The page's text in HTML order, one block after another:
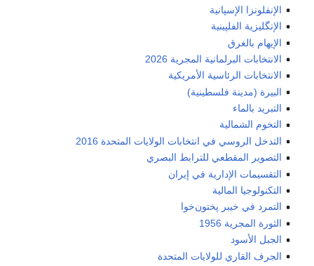
الإنفلونزا الإسپانية
الإنگليزية الفلپينية
الإيهام بالغرق
الانتخابات البرلمانية المجرية 2026
الانتخابات الرئاسية الأمريكية
البيرة (مدينة فلسطينية)
التبريد بالماء
التخوم الشمالية
التدخل الروسي في انتخابات الولايات المتحدة 2016
التصوير المقطعي للترابط البصري
التقسيمات الإدارية في إيران
التكنولوجيا المالية
التمرد في خيبر پختون‌خوا
الثورة المجرية 1956
الجبل الأسود
الجرف القاري للولايات المتحدة